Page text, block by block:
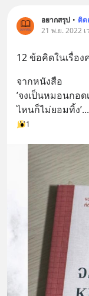
อยากสรุป • ติด
21 พ.ย. 2022
12 ข้อคิดในเรื่อ
จากหนังสือ
’จงเป็นหมอนกอ
ไหนก็ไม่ยอมทิ้ง’...
1